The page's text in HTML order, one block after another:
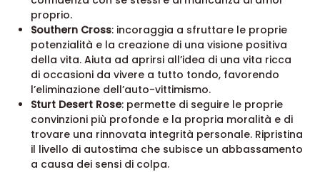
proprio.
Southern Cross: incoraggia a sfruttare le proprie
potenzialità e la creazione di una visione positiva
della vita. Aiuta ad aprirsi all’idea di una vita ricca
di occasioni da vivere a tutto tondo, favorendo
l’eliminazione dell’auto-vittimismo.
Sturt Desert Rose: permette di seguire le proprie
convinzioni più profonde e la propria moralità e di
trovare una rinnovata integrità personale. Ripristina
il livello di autostima che subisce un abbassamento
a causa dei sensi di colpa.